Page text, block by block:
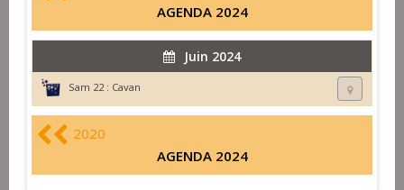
AGENDA 2024
Juin 2024
Sam 22 : Cavan
2020
AGENDA 2024